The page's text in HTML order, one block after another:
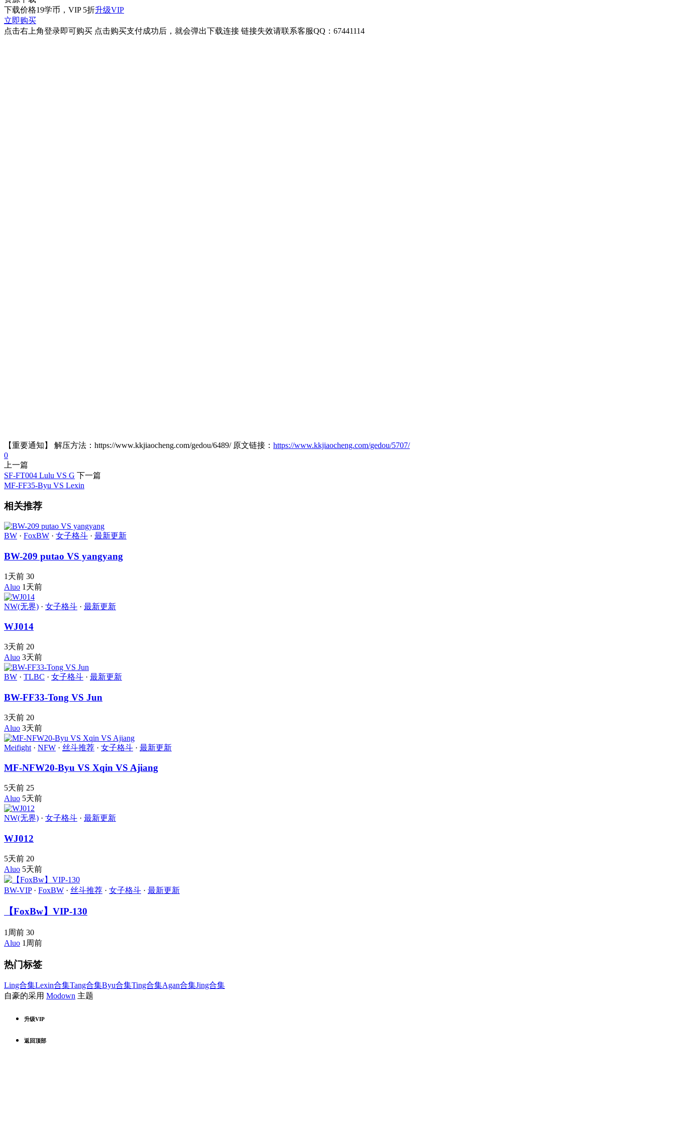
下载价格19学币，VIP 5折升级VIP
立即购买
点击右上角登录即可购买 点击购买支付成功后，就会弹出下载连接 链接失效请联系客服QQ：67441114
【重要通知】 解压方法：https://www.kkjiaocheng.com/gedou/6489/ 原文链接： https://www.kkjiaocheng.com/gedou/5707/
0
上一篇
SF-FT004 Lulu VS G 下一篇
MF-FF35-Byu VS Lexin
相关推荐
BW · FoxBW · 女子格斗 · 最新更新
BW-209 putao VS yangyang
1天前 30
Aluo 1天前
NW(无界) · 女子格斗 · 最新更新
WJ014
3天前 20
Aluo 3天前
BW · TLBC · 女子格斗 · 最新更新
BW-FF33-Tong VS Jun
3天前 20
Aluo 3天前
Meifight · NFW · 丝斗推荐 · 女子格斗 · 最新更新
MF-NFW20-Byu VS Xqin VS Ajiang
5天前 25
Aluo 5天前
NW(无界) · 女子格斗 · 最新更新
WJ012
5天前 20
Aluo 5天前
BW-VIP· FoxBW · 丝斗推荐 · 女子格斗 · 最新更新
【FoxBw】VIP-130
1周前 30
Aluo 1周前
热门标签
Ling合集Lexin合集Tang合集Byu合集Ting合集Agan合集Jing合集
自豪的采用 Modown 主题
升级VIP
返回顶部